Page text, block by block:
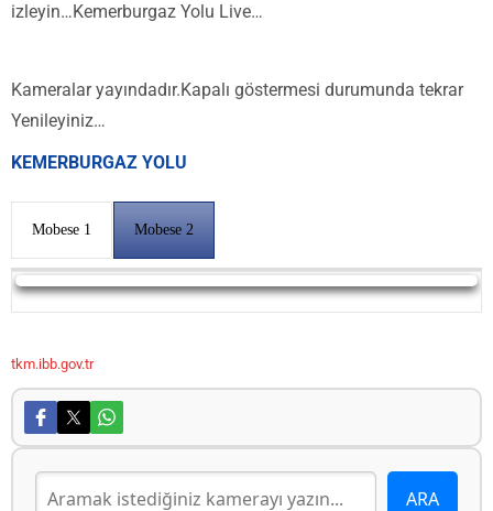
izleyin…Kemerburgaz Yolu Live…
Kameralar yayındadır.Kapalı göstermesi durumunda tekrar
Yenileyiniz…
KEMERBURGAZ YOLU
Mobese 1 Mobese 2
Yayın Yükleniyor...
tkm.ibb.gov.tr